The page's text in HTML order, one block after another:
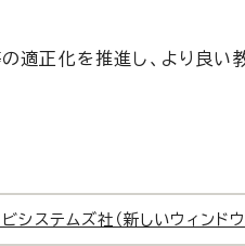
適正化を推進し、より良い
システムズ社（新しいウィンドウ